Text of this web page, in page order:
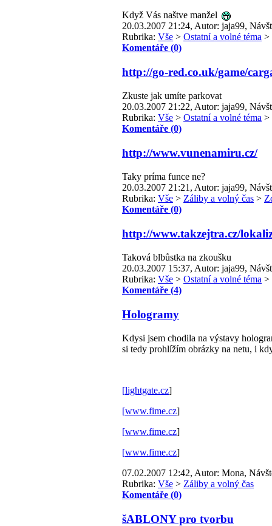
Když Vás naštve manžel
20.03.2007 21:24, Autor: jaja99,
Rubrika: Vše > Ostatní a volné téma >
Komentáře (0)
http://go-red.co.uk/game/
Zkuste jak umíte parkovat
20.03.2007 21:22, Autor: jaja99,
Rubrika: Vše > Ostatní a volné téma >
Komentáře (0)
http://www.vunenamiru.cz/
Taky príma funce ne?
20.03.2007 21:21, Autor: jaja99,
Rubrika: Vše > Záliby a volný čas >
Komentáře (0)
http://www.takzejtra.cz/
Taková blbůstka na zkoušku
20.03.2007 15:37, Autor: jaja99,
Rubrika: Vše > Ostatní a volné téma >
Komentáře (4)
Hologramy
Kdysi jsem chodila na výstavy
si tedy prohlížím obrázky na netu, i
[lightgate.cz]
[www.fime.cz]
[www.fime.cz]
[www.fime.cz]
07.02.2007 12:42, Autor: Mona,
Rubrika: Vše > Záliby a volný čas
Komentáře (0)
šABLONY pro tvorbu